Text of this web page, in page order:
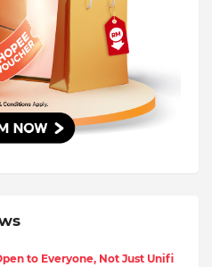
to Everyone, Not Just Unifi